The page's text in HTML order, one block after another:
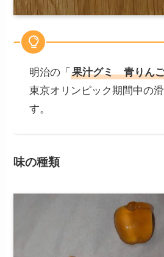
明治の「 果汁グミ 青りん
東京オリンピック期間中の
す。
味の種類